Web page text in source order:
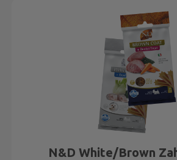
N&D White/Brown